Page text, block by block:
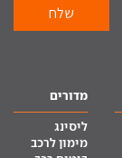
מדורים
ליסינג
מימון לרכב